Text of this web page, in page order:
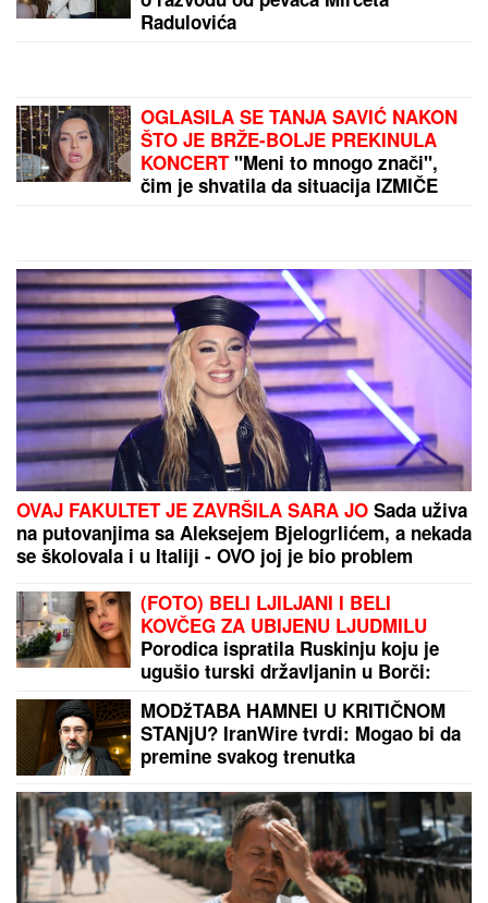
"Toliko želiš da vidimo tvoje INTIMNE DELOVE":
POZNAT JOŠ JEDAN UČESNIK
ELITE 10Filip Car bez njega ne
ulazi: Obratio se javnosti
sina, roditelji dali ime sa MOĆNIM
ZNAČENJEM
"Poslednji put kad je muž nasrnuo, uzela sam nož"
Predviđali su joj blistavu karijeru, a onda joj se gubi
svaki trag
Ruskinje uvek stavljaju DUGME U
ZAMRZIVAČ pre odlaska na odmor:
Kad saznate razlog, i vi ćete odmah
iskopirati ovaj trik
Danas je praznik USPENJA SVETE
ANE, majke Presvete Bogorodice:
Žene obavezno treba da URADE OVO
za potomstvo i harmoničan brak